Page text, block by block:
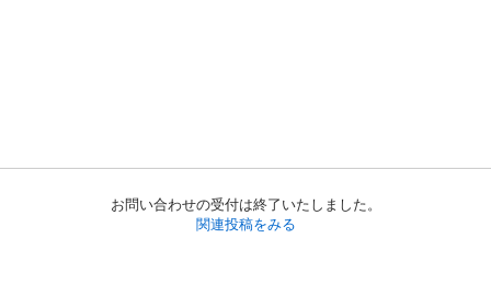
お問い合わせの受付は終了いたしました。
関連投稿をみる